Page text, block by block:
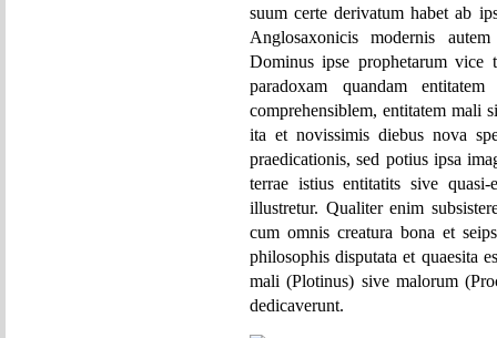
suum certe derivatum habet ab
Anglosaxonicis modernis
Dominus ipse prophetarum vice
paradoxam quandam
comprehensiblem, entitatem mali
ita et novissimis diebus nova
praedicationis, sed potius ipsa
terrae istius entitatits sive
illustretur. Qualiter enim
cum omnis creatura bona et
philosophis disputata et quaesita
mali (Plotinus) sive malorum
dedicaverunt.